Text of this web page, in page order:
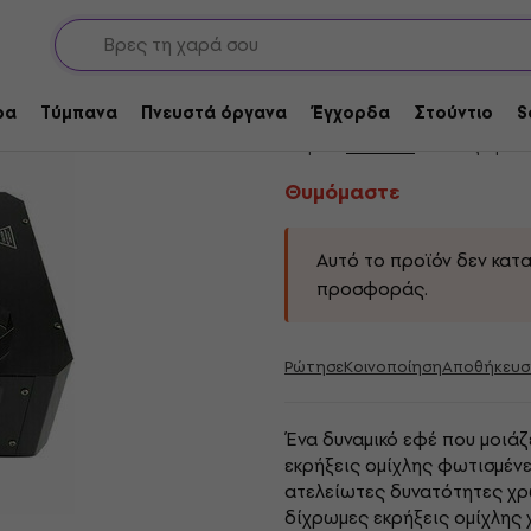
Τύμπανα Πνευστά όργανα Έγχορδα Στούντιο
Μηχανή Καπνού
Θυμόμαστε
Chauvet Geyser P7
Μάρκα: Κωδικός
Θυμόμαστε
Αυτό το προϊόν δεν
προσφοράς.
ΡώτησεΚοινοποίηση
Ένα δυναμικό εφέ που
εκρήξεις ομίχλης
ατελείωτες δυνατότητες
δίχρωμες εκρήξεις